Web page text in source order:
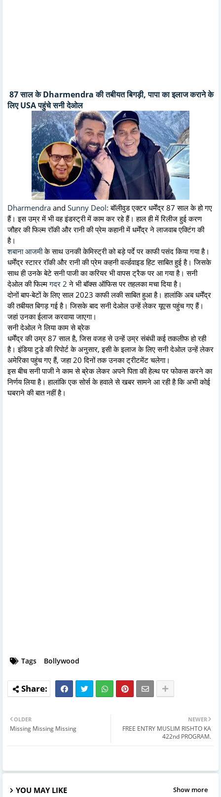
87 साल के Dharmendra की तबीयत बिगड़ी, पापा का इलाज कराने के
लिए USA पहुंचे सनी देओल
Dharmendra and Sunny Deol: बॉलीवुड एक्टर धर्मेंद्र 87 साल के हो गए
हैं। इस उम्र में भी वह इंडस्ट्री में काम कर रहे हैं। हाल ही में रिलीज हुई करण
जौहर की फिल्म रॉकी और रानी की प्रेम कहानी में धर्मेंद्र ने लाजवाब एक्टिंग की
है।
शबाना आजमीके साथ उनकी केमिस्ट्री को बड़े पर्दे पर काफी पसंद किया गया है।
धर्मेंद्र स्टारर रॉकी और रानी की प्रेम कहनी वर्ल्डवाइड हिट साबित हुई है। जिसके
साथ ही उनके बेटे सनी पाजी का करियर भी वापस ट्रैक पर आ गया है। सनी
देओल की फिल्मगदर 2 ने भी बॉक्स ऑफिस पर तहलका मचा दिया है।
दोनों बाप-बेटों के लिए साल 2023 काफी लकी साबित हुआ है। हालांकि अब धर्मेंद्र
की तबीयत बिगड़ गई है। जिसके बाद सनी देओल उन्हें लेकर यूएस पहुंच गए हैं।
जहां उनका ईलाज करवाया जाएगा।
सनी देओल ने लिया काम से ब्रेक
धर्मेंद्र की उम्र 87 साल है, जिस वजह से उन्हें उम्र संबंधी कई तकलीफ हो रही
है। इंडिया टुडे की रिपोर्ट के अनुसार, इसी के इलाज के लिए सनी देओल उन्हें लेकर
अमेरिका पहुंच गए हैं, जहा 20 दिनों तक उनका ट्रीटमेंट चलेगा।
इस बीच सनी पाजी ने काम से ब्रेक लेकर अपने पिता की हेल्थ पर फोकस करने का
निर्णय लिया है। हालांकि एक सोर्स के हवाले से खबर सामने आ रही है कि अभी कोई
घबराने की बात नहीं है।
Tags Bollywood
NEWER
FREE ENTRY MUSLIM RISHTO KA
422nd PROGRAM.
OLDER
Missing Missing Missing
YOU MAY LIKE Show more